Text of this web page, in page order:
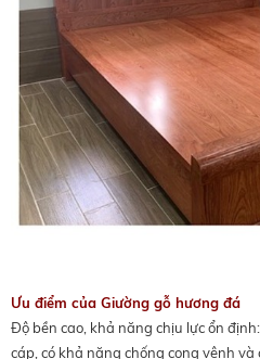
Ưu điểm của Giường gỗ hương đá
Độ bền cao, khả năng chịu lực ổn
cáp, có khả năng chống cong vênh